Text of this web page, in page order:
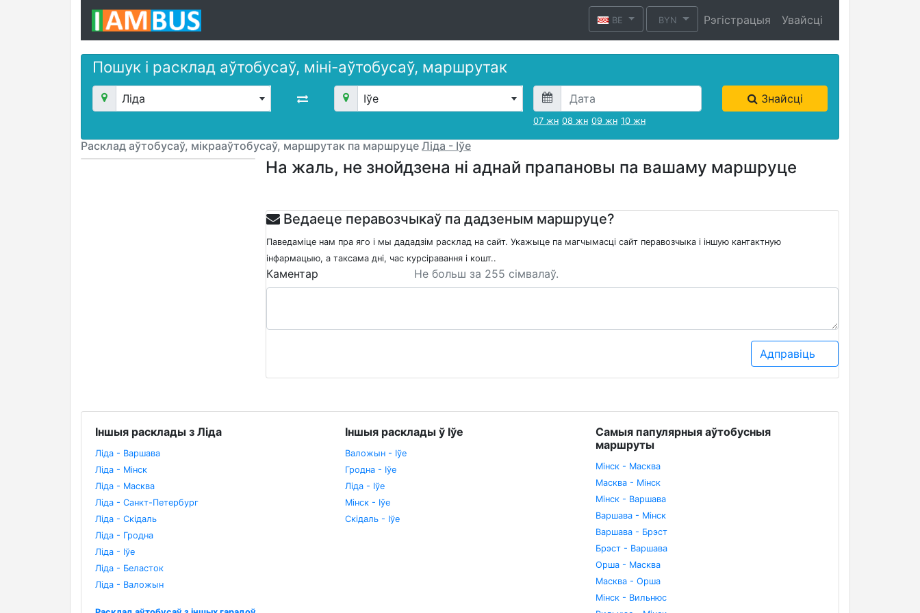
BE BYN Рэгістрацыя Увайсці
Пошук і расклад аўтобусаў, міні-аўтобусаў, маршрутак
Ліда Іўе
07 жн 08 жн 09 жн 10 жн
Знайсці
Расклад аўтобусаў, мікрааўтобусаў, маршрутак па маршруце Ліда - Іўе
На жаль, не знойдзена ні аднай прапановы па вашаму маршруце
Ведаеце перавозчыкаў па дадзеным маршруце?
Паведаміце нам пра яго і мы дададзім расклад на сайт. Укажыце па магчымасці сайт перавозчыка і іншую кантактную
інфармацыю, а таксама дні, час курсіравання і кошт..
Каментар Не больш за 255 сімвалаў.
Адправіць
Іншыя расклады з Ліда
Ліда - Варшава
Ліда - Мінск
Ліда - Масква
Ліда - Санкт-Петербург
Ліда - Скідаль
Ліда - Гродна
Ліда - Іўе
Ліда - Беласток
Ліда - Валожын
Іншыя расклады ў Іўе
Валожын - Іўе
Гродна - Іўе
Ліда - Іўе
Мінск - Іўе
Скідаль - Іўе
Самыя папулярныя аўтобусныя
маршруты
Мінск - Масква
Масква - Мінск
Мінск - Варшава
Варшава - Мінск
Варшава - Брэст
Брэст - Варшава
Орша - Масква
Масква - Орша
Мінск - Вильнюс